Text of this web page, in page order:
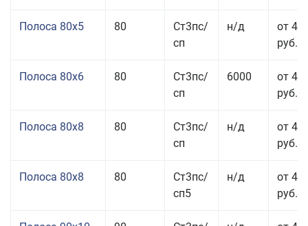
Полоса 80x5 80
Ст3пс/
сп
н/д
от 43
руб.
Полоса 80x6 80
Ст3пс/
сп
6000
от 42
руб.
Полоса 80x8 80
Ст3пс/
сп
н/д
от 41
руб.
Полоса 80x8 80
Ст3пс/
сп5
н/д
от 41
руб.